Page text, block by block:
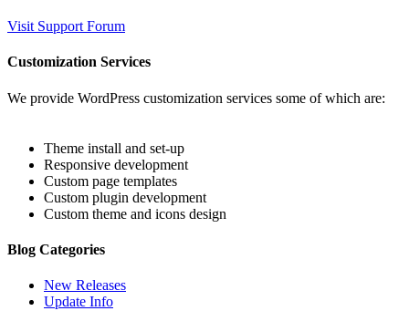
Visit Support Forum
Customization Services
We provide WordPress customization services some of which are:
Theme install and set-up
Responsive development
Custom page templates
Custom plugin development
Custom theme and icons design
Blog Categories
New Releases
Update Info